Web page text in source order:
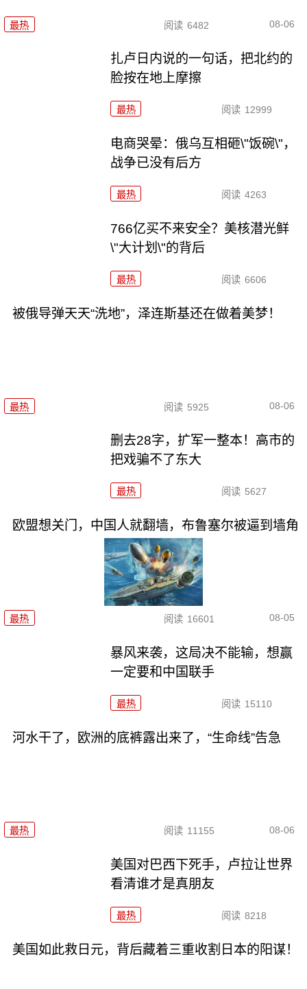
最热 阅读 6482 08-06
扎卢日内说的一句话，把北约的
脸按在地上摩擦
最热 阅读 12999
电商哭晕：俄乌互相砸\"饭碗\"，
战争已没有后方
最热 阅读 4263
766亿买不来安全？美核潜光鲜
\"大计划\"的背后
最热 阅读 6606
被俄导弹天天“洗地”，泽连斯基还在做着美梦！
最热 阅读 5925 08-06
删去28字，扩军一整本！高市的
把戏骗不了东大
最热 阅读 5627
欧盟想关门，中国人就翻墙，布鲁塞尔被逼到墙角
最热 阅读 16601 08-05
暴风来袭，这局决不能输，想赢
一定要和中国联手
最热 阅读 15110
河水干了，欧洲的底裤露出来了，“生命线”告急
最热 阅读 11155 08-06
美国对巴西下死手，卢拉让世界
看清谁才是真朋友
最热 阅读 8218
美国如此救日元，背后藏着三重收割日本的阳谋！